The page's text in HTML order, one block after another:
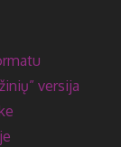
versija